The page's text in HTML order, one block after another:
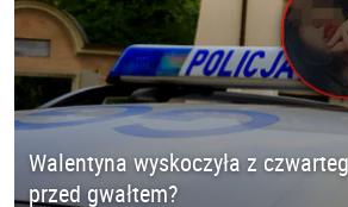
Walentyna wyskoczyła z
przed gwałtem?